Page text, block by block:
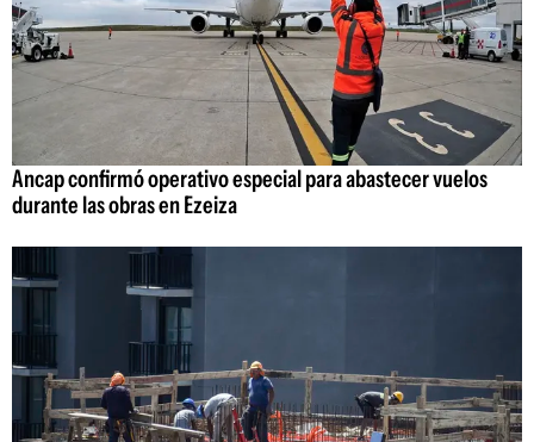
Ancap confirmó operativo especial para abastecer vuelos
durante las obras en Ezeiza